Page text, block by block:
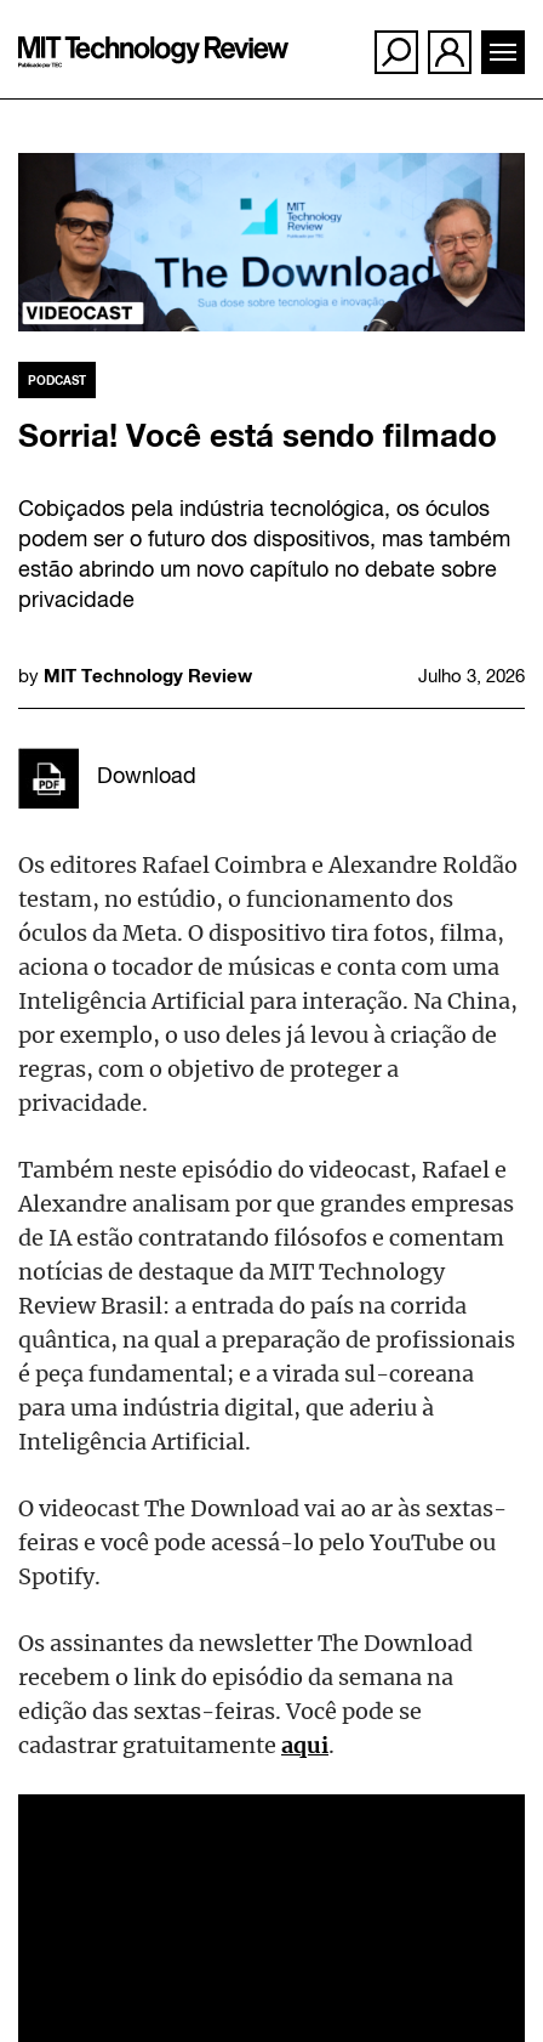
conteúdo
PODCAST
Sorria! Você está sendo filmado
Cobiçados pela indústria tecnológica, os óculos
podem ser o futuro dos dispositivos, mas também
estão abrindo um novo capítulo no debate sobre
privacidade
by MIT Technology Review Julho 3, 2026
Download
Os editores Rafael Coimbra e Alexandre Roldão
testam, no estúdio, o funcionamento dos
óculos da Meta. O dispositivo tira fotos, filma,
aciona o tocador de músicas e conta com uma
Inteligência Artificial para interação. Na China,
por exemplo, o uso deles já levou à criação de
regras, com o objetivo de proteger a
privacidade.
Também neste episódio do videocast, Rafael e
Alexandre analisam por que grandes empresas
de IA estão contratando filósofos e comentam
notícias de destaque da MIT Technology
Review Brasil: a entrada do país na corrida
quântica, na qual a preparação de profissionais
é peça fundamental; e a virada sul-coreana
para uma indústria digital, que aderiu à
Inteligência Artificial.
O videocast The Download vai ao ar às sextas-
feiras e você pode acessá-lo pelo YouTube ou
Spotify.
Os assinantes da newsletter The Download
recebem o link do episódio da semana na
edição das sextas-feiras. Você pode se
cadastrar gratuitamente aqui.